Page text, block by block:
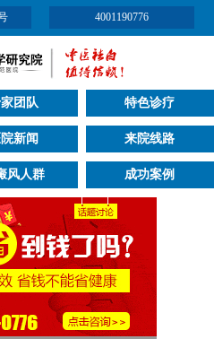
4001190776
团队 特色诊疗
新闻 来院线路
风人群 成功案例